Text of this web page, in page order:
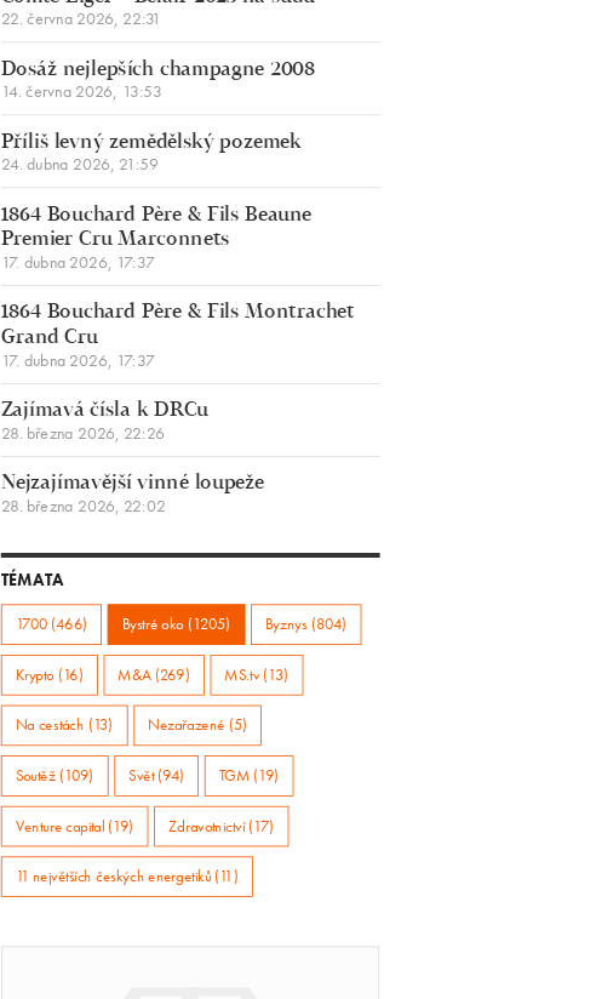
22. června 2026, 22:31
Dosáž nejlepších champagne 2008
14. června 2026, 13:53
Příliš levný zemědělský pozemek
24. dubna 2026, 21:59
1864 Bouchard Père & Fils Beaune
Premier Cru Marconnets
17. dubna 2026, 17:37
1864 Bouchard Père & Fils Montrachet
Grand Cru
17. dubna 2026, 17:37
Zajímavá čísla k DRCu
28. března 2026, 22:26
Nejzajímavější vinné loupeže
28. března 2026, 22:02
TÉMATA
1700 (466) Bystré oko (1205) Byznys (804)
Krypto (16) M&A (269) MS.tv (13)
Na cestách (13) Nezařazené (5)
Soutěž (109) Svět (94) TGM (19)
Venture capital (19) Zdravotnictví (17)
11 největších českých energetiků (11)